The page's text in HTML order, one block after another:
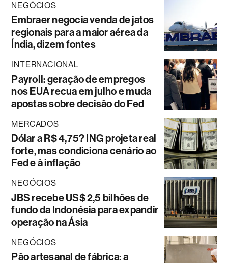
NEGÓCIOS
Embraer negocia venda de jatos
regionais para a maior aérea da
Índia, dizem fontes
INTERNACIONAL
Payroll: geração de empregos
nos EUA recua em julho e muda
apostas sobre decisão do Fed
MERCADOS
Dólar a R$ 4,75? ING projeta real
forte, mas condiciona cenário ao
Fed e à inflação
NEGÓCIOS
JBS recebe US$ 2,5 bilhões de
fundo da Indonésia para expandir
operação na Ásia
NEGÓCIOS
Pão artesanal de fábrica: a